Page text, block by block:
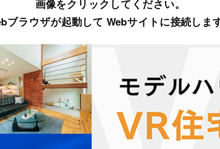
画像をクリックしてください。
ブラウザが起動して Webサイトに接続しま